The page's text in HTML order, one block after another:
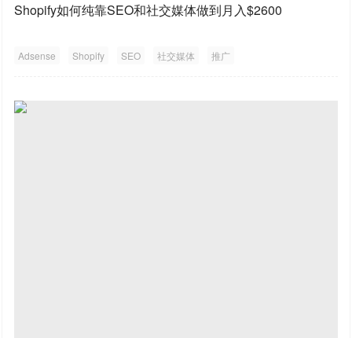
Shopify如何纯靠SEO和社交媒体做到月入$2600
Adsense Shopify SEO 社交媒体 推广